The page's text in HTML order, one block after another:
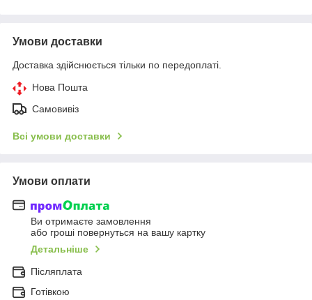
Умови доставки
Доставка здійснюється тільки по передоплаті.
Нова Пошта
Самовивіз
Всі умови доставки
Умови оплати
Ви отримаєте замовлення
або гроші повернуться на вашу картку
Детальніше
Післяплата
Готівкою